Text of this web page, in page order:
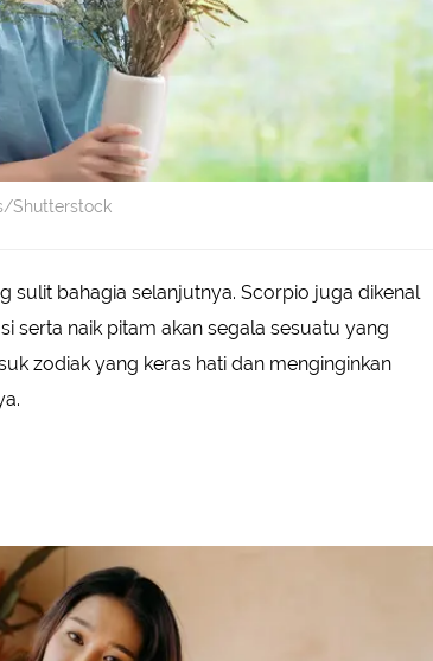
Shutterstock
sulit bahagia selanjutnya. Scorpio juga dikenal
serta naik pitam akan segala sesuatu yang
zodiak yang keras hati dan menginginkan